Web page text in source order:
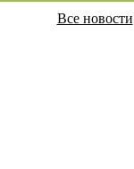
Все новости